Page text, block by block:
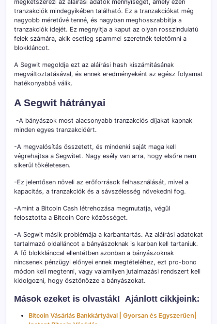
megkétszerezi az aláírási adatok mennyiségét, amely ezen
tranzakciók mindegyikében található. Ez a tranzakciókat még
nagyobb méretűvé tenné, és nagyban meghosszabbítja a
tranzakciók idejét. Ez megnyitja a kaput az olyan rosszindulatú
felek számára, akik esetleg spammel szeretnék teletömni a
blokkláncot.
A Segwit megoldja ezt az aláírási hash kiszámításának
megváltoztatásával, és ennek eredményeként az egész folyamat
hatékonyabbá válik.
A Segwit hátrányai
-A bányászok most alacsonyabb tranzakciós díjakat kapnak
minden egyes tranzakcióért.
-A megvalósítás összetett, és mindenki saját maga kell
végrehajtsa a Segwitet. Nagy esély van arra, hogy elsőre nem
sikerül tökéletesen.
-Ez jelentősen növeli az erőforrások felhasználását, mivel a
kapacitás, a tranzakciók és a sávszélesség növekedni fog.
-Amint a Bitcoin Cash létrehozása megmutatja, végül
felosztotta a Bitcoin Core közösséget.
-A Segwit másik problémája a karbantartás. Az aláírási adatokat
tartalmazó oldalláncot a bányászoknak is karban kell tartaniuk.
A fő blokklánccal ellentétben azonban a bányászoknak
nincsenek pénzügyi előnyei ennek megtételéhez, ezt pro-bono
módon kell megtenni, vagy valamilyen jutalmazási rendszert kell
kidolgozni, hogy ösztönözze a bányászokat.
Mások ezeket is olvasták! Ajánlott cikkjeink:
Bitcoin Vásárlás Bankkártyával | Gyorsan és Egyszerűen|